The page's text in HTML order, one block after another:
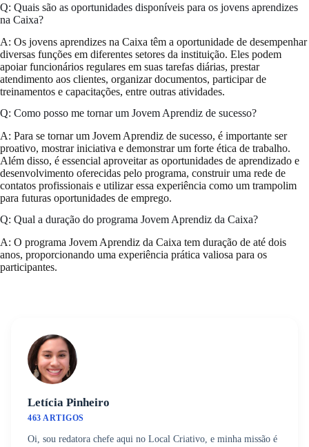
Q: Quais são as oportunidades disponíveis para os jovens aprendizes
na Caixa?
A: Os jovens aprendizes na Caixa têm a oportunidade de desempenhar
diversas funções em diferentes setores da instituição. Eles podem
apoiar funcionários regulares em suas tarefas diárias, prestar
atendimento aos clientes, organizar documentos, participar de
treinamentos e capacitações, entre outras atividades.
Q: Como posso me tornar um Jovem Aprendiz de sucesso?
A: Para se tornar um Jovem Aprendiz de sucesso, é importante ser
proativo, mostrar iniciativa e demonstrar um forte ética de trabalho.
Além disso, é essencial aproveitar as oportunidades de aprendizado e
desenvolvimento oferecidas pelo programa, construir uma rede de
contatos profissionais e utilizar essa experiência como um trampolim
para futuras oportunidades de emprego.
Q: Qual a duração do programa Jovem Aprendiz da Caixa?
A: O programa Jovem Aprendiz da Caixa tem duração de até dois
anos, proporcionando uma experiência prática valiosa para os
participantes.
Letícia Pinheiro
463 ARTIGOS
Oi, sou redatora chefe aqui no Local Criativo, e minha missão é